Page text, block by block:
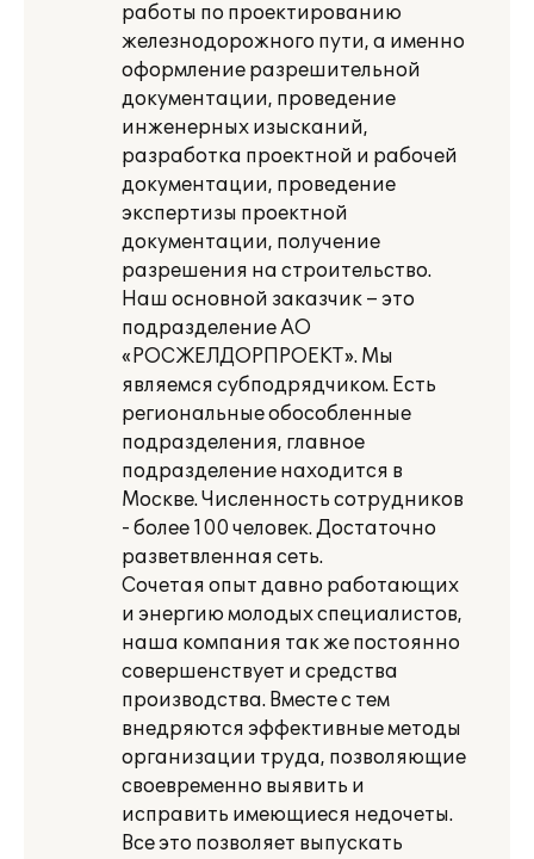
работы по проектированию
железнодорожного пути, а именно
оформление разрешительной
документации, проведение
инженерных изысканий,
разработка проектной и рабочей
документации, проведение
экспертизы проектной
документации, получение
разрешения на строительство.
Наш основной заказчик – это
подразделение АО
«РОСЖЕЛДОРПРОЕКТ». Мы
являемся субподрядчиком. Есть
региональные обособленные
подразделения, главное
подразделение находится в
Москве. Численность сотрудников
- более 100 человек. Достаточно
разветвленная сеть.
Сочетая опыт давно работающих
и энергию молодых специалистов,
наша компания так же постоянно
совершенствует и средства
производства. Вместе с тем
внедряются эффективные методы
организации труда, позволяющие
своевременно выявить и
исправить имеющиеся недочеты.
Все это позволяет выпускать